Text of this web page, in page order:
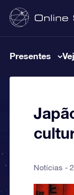
Presentes
Notícias